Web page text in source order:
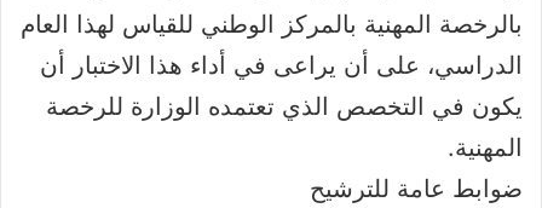
بالرخصة المهنية بالمركز الوطني للقياس لهذا العام
الدراسي، على أن يراعى في أداء هذا الاختبار أن
يكون في التخصص الذي تعتمده الوزارة للرخصة
المهنية.
ضوابط عامة للترشيح